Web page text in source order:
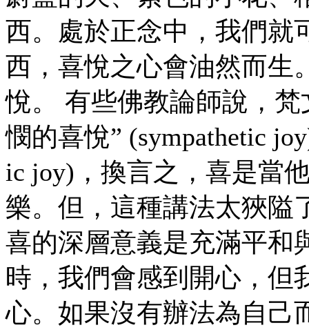
西。處於正念中，我們就
西，喜悅之心會油然而生
悅。 有些佛教論師說，
憫的喜悅” (sympathetic
ic joy)，換言之，喜是當
樂。但，這種講法太狹隘
喜的深層意義是充滿平和
時，我們會感到開心，但
心。如果沒有辦法為自己